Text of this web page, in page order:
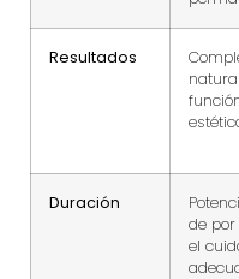
Resultados
Duración
de
el